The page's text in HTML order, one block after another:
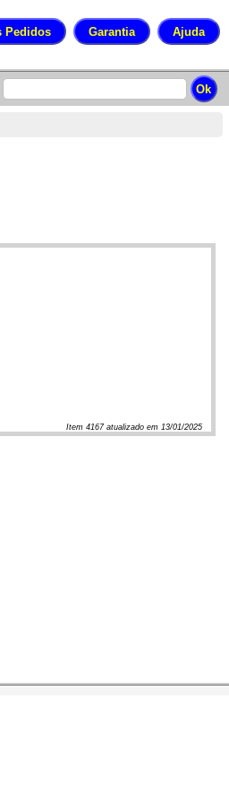
Item4167atualizado em 13/01/2025